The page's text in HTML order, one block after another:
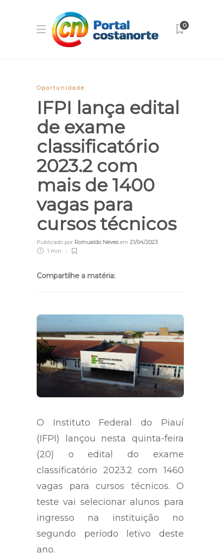
0
Oportunidade
IFPI lança edital
de exame
classificatório
2023.2 com
mais de 1400
vagas para
cursos técnicos
Publicado por Romualdo Nevesem 21/04/2023
1 min
Compartilhe a matéria:
O Instituto Federal do Piauí
(IFPI) lançou nesta quinta-feira
(20) o edital do exame
classificatório 2023.2 com 1460
vagas para cursos técnicos. O
teste vai selecionar alunos para
ingresso na instituição no
segundo período letivo deste
ano.